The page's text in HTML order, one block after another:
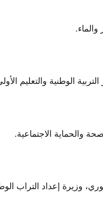
والماء.
الوطنية والتعليم
والحماية الاجتماعية.
وزيرة إعداد التراب